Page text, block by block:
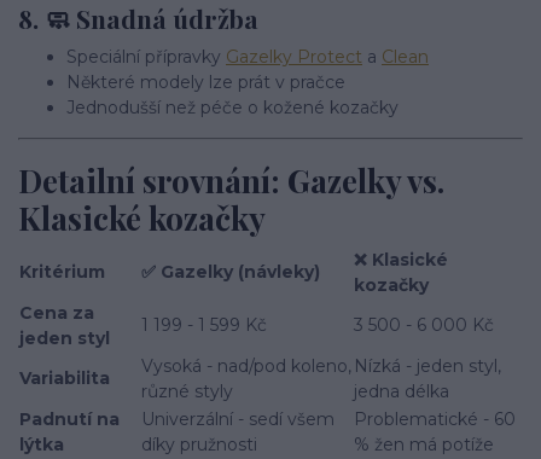
8. 🧼 Snadná údržba
Speciální přípravky Gazelky Protect a Clean
Některé modely lze prát v pračce
Jednodušší než péče o kožené kozačky
Detailní srovnání: Gazelky vs.
Klasické kozačky
Kritérium ✅ Gazelky (návleky)
❌ Klasické
kozačky
Cena za
jeden styl
1 199 - 1 599 Kč 3 500 - 6 000 Kč
Variabilita
Vysoká - nad/pod koleno,
různé styly
Nízká - jeden styl,
jedna délka
Padnutí na
lýtka
Univerzální - sedí všem
díky pružnosti
Problematické - 60
% žen má potíže